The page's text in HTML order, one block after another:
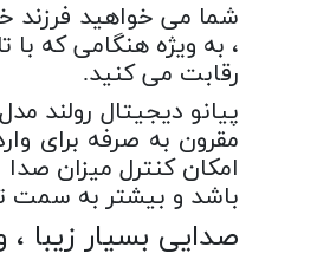
شما می خواهید فرزند
، به ویژه هنگامی که
رقابت می کنید.
امکان کنترل میزان
باشد و بیشتر به سمت
صدایی بسیار زیبا